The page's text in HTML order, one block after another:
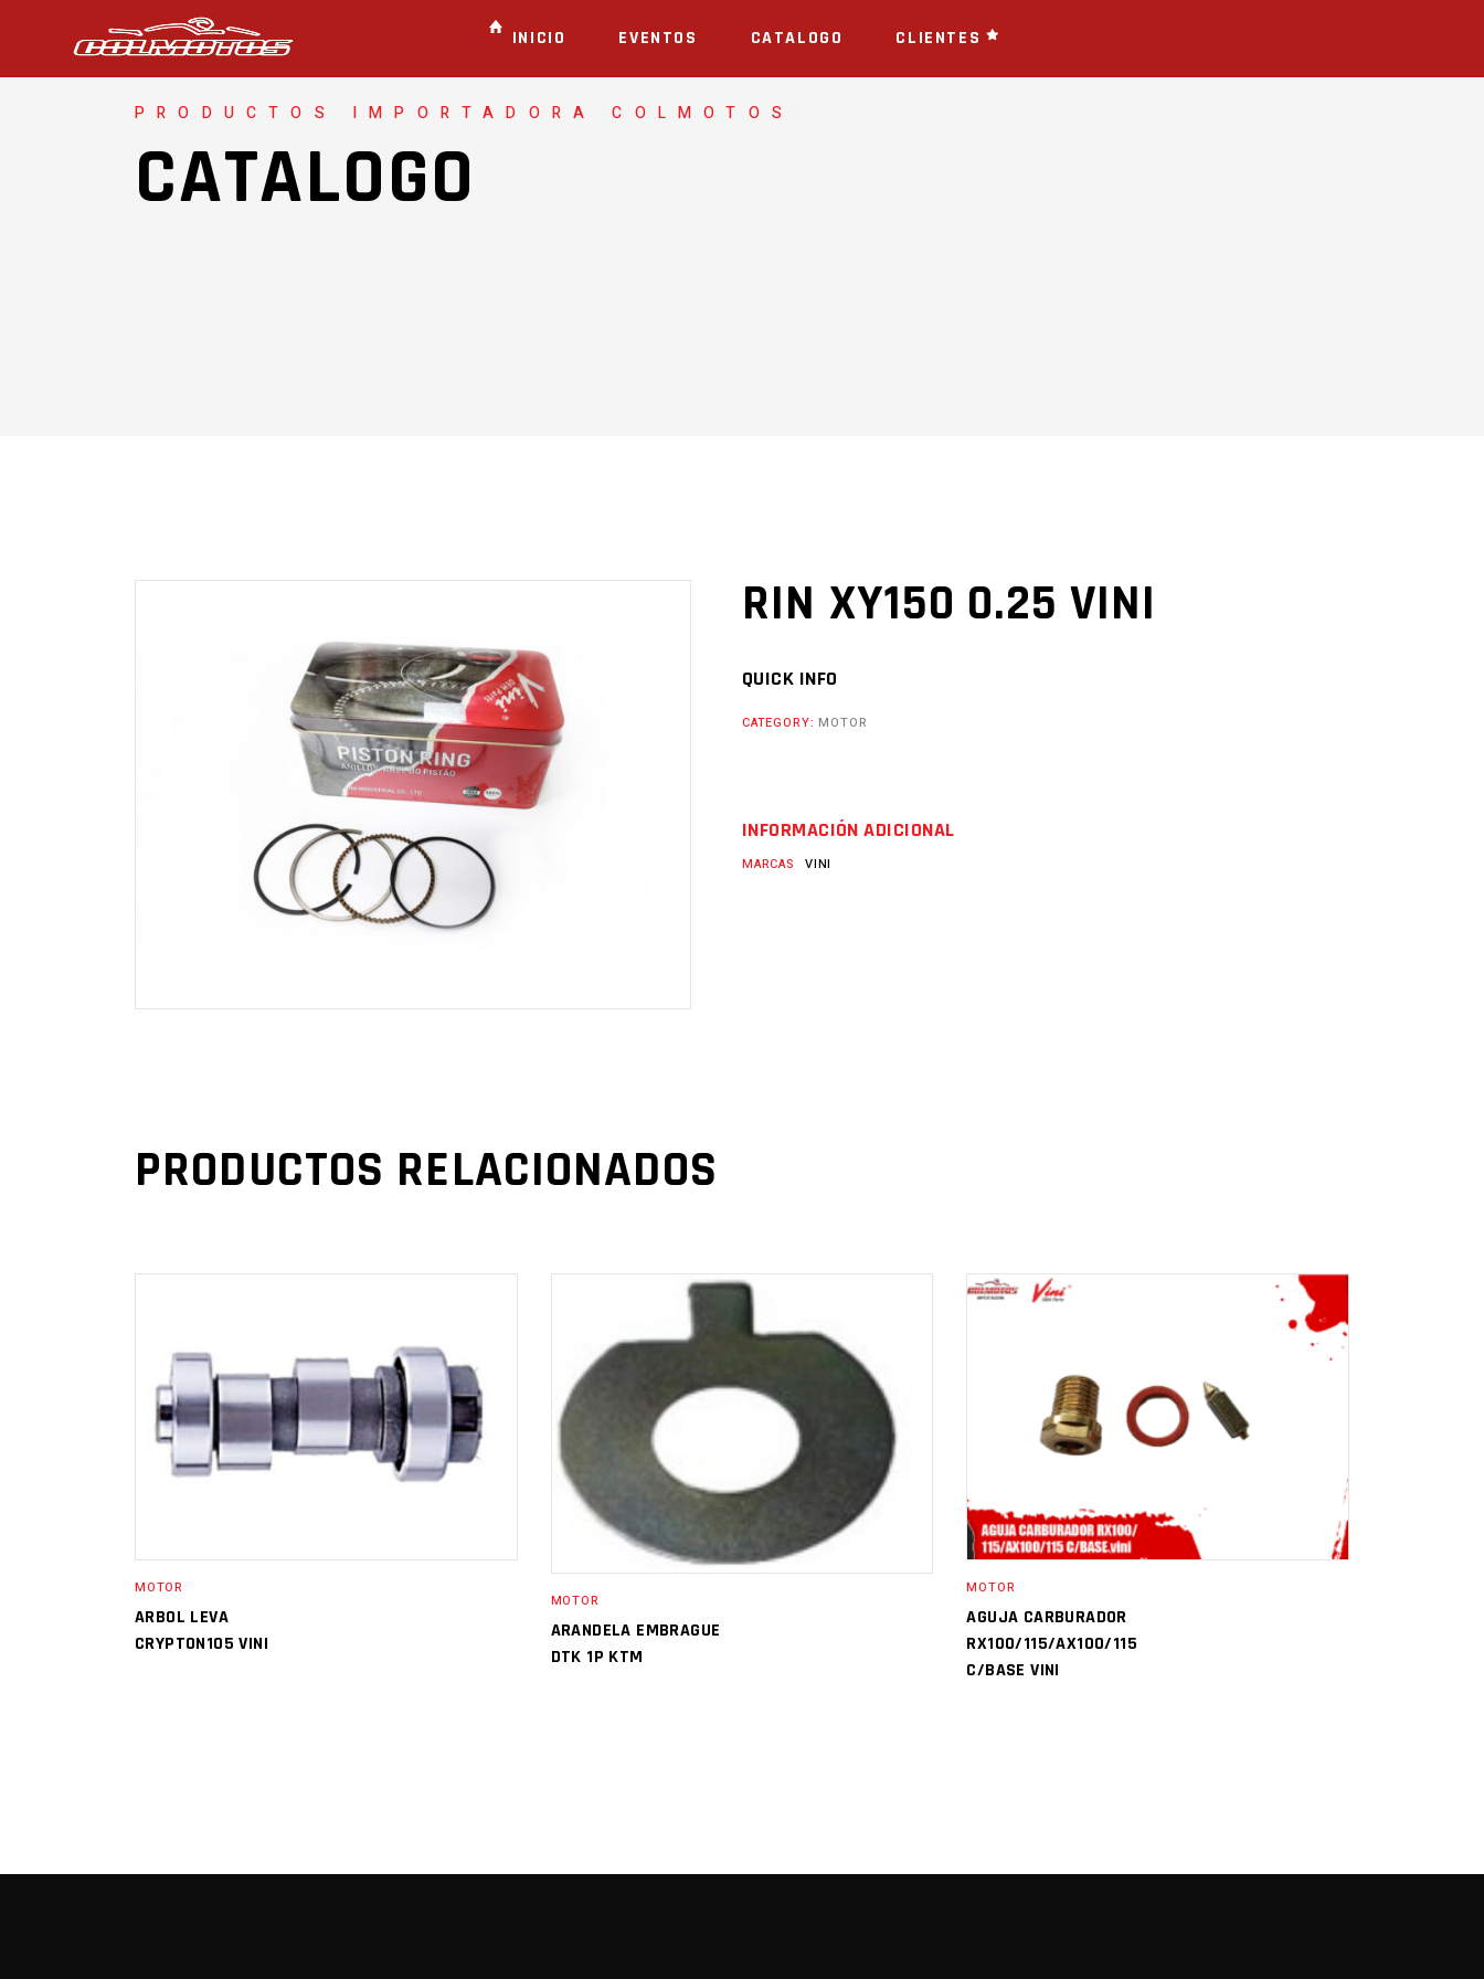
INICIO EVENTOS CATALOGO CLIENTES
PRODUCTOS IMPORTADORA COLMOTOS
CATALOGO
RIN XY150 0.25 VINI
QUICK INFO
CATEGORY: MOTOR
INFORMACIÓN ADICIONAL
MARCAS VINI
PRODUCTOS RELACIONADOS
MOTOR
ARBOL LEVA
CRYPTON105 VINI
MOTOR
ARANDELA EMBRAGUE
DTK 1P KTM
MOTOR
AGUJA CARBURADOR
RX100/115/AX100/115
C/BASE VINI